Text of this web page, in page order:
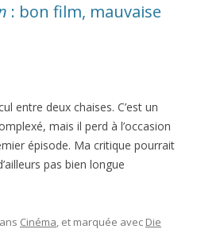
: bon film, mauvaise
entre deux chaises. C’est un
mais il perd à l’occasion
épisode. Ma critique pourrait
pas bien longue
Cinéma, et marquée avec Die